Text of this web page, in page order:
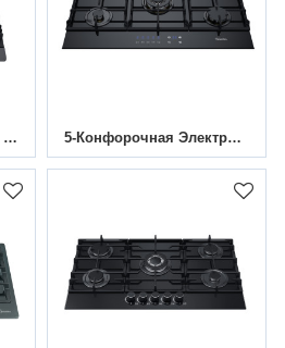
5-Конфорочная Черная Нано-Покраска/эмалированная Газовая Плита|30 Дюймов|MGBG-865TN/E|Поддержка ODM И OEM 5-Конфорочная Электронная Сенсорная Газовая Варочная Панель MGBG-905T | 36 Дюймов